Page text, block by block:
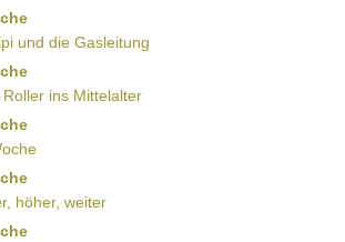
und die Gasleitung
ins Mittelalter
höher, weiter